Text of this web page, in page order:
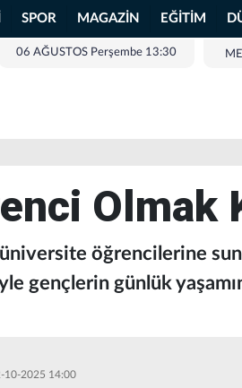
SPOR MAGAZİN EĞİTİM
06 AĞUSTOS Perşembe 13:30
Olmak
öğrencilerine
gençlerin günlük
10-2025 14:00